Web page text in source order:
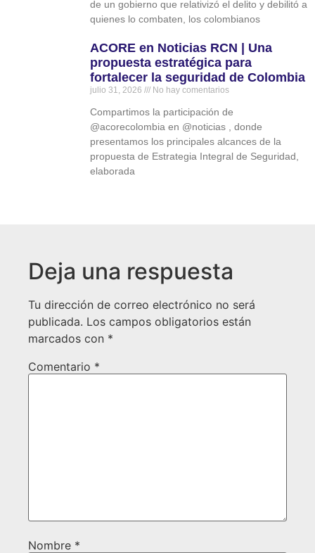
de un gobierno que relativizó el delito y debilitó a
quienes lo combaten, los colombianos
ACORE en Noticias RCN | Una
propuesta estratégica para
fortalecer la seguridad de Colombia
julio 31, 2026 No hay comentarios
Compartimos la participación de
‪@acorecolombia‬ en ‪@noticias‬ , donde
presentamos los principales alcances de la
propuesta de Estrategia Integral de Seguridad,
elaborada
Deja una respuesta
Tu dirección de correo electrónico no será
publicada. Los campos obligatorios están
marcados con *
Comentario *
Nombre *